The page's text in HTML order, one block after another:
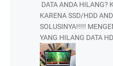
DATA ANDA HILANG?
KARENA SSD/HDD
SOLUSINYA!!!!!
YANG HILANG DATA